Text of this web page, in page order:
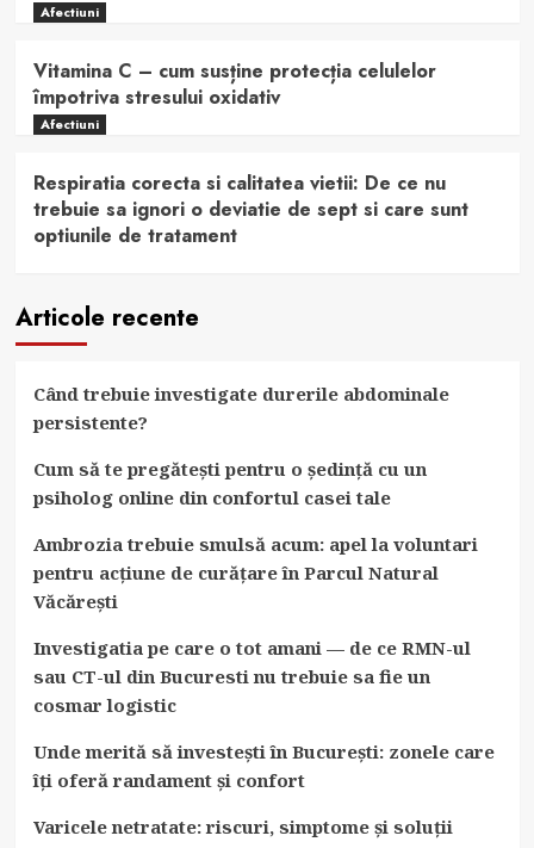
Afectiuni
Vitamina C – cum susține protecția celulelor
împotriva stresului oxidativ
Afectiuni
Respiratia corecta si calitatea vietii: De ce nu
trebuie sa ignori o deviatie de sept si care sunt
optiunile de tratament
Articole recente
Când trebuie investigate durerile abdominale
persistente?
Cum să te pregătești pentru o ședință cu un
psiholog online din confortul casei tale
Ambrozia trebuie smulsă acum: apel la voluntari
pentru acțiune de curățare în Parcul Natural
Văcărești
Investigatia pe care o tot amani — de ce RMN-ul
sau CT-ul din Bucuresti nu trebuie sa fie un
cosmar logistic
Unde merită să investești în București: zonele care
îți oferă randament și confort
Varicele netratate: riscuri, simptome și soluții